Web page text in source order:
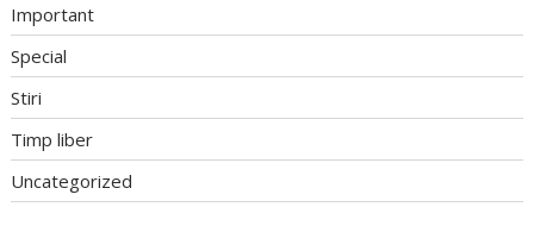
Important
Special
Stiri
Timp liber
Uncategorized